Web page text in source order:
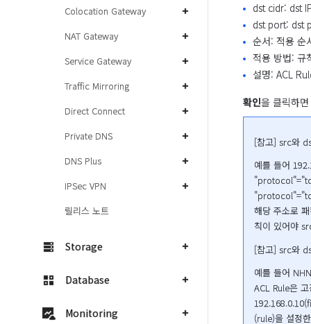
Colocation Gateway
NAT Gateway
Service Gateway
Traffic Mirroring
Direct Connect
Private DNS
DNS Plus
IPSec VPN
릴리스 노트
Storage
Database
Monitoring
dst cidr: dst
dst port: dst
순서: 적용 순
적용 방법: 규
설명: ACL
확인을 클릭하
[참고] src와
예를 들어
해당 주소로
칙이 있어야
[참고] src와
예를 들어
ACL Rule은
(rule)을 설정